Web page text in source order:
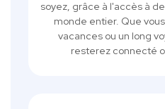
soyez, grâce à l'accès à
monde entier. Que
vacances ou un long
resterez connecté